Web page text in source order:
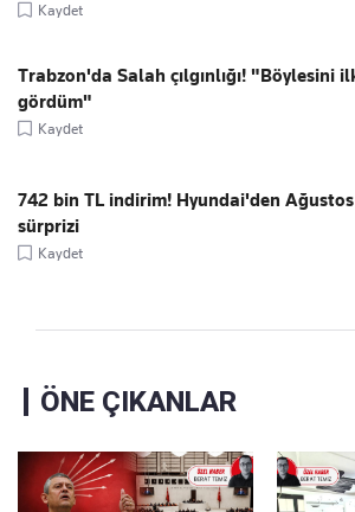
Kaydet
Trabzon'da Salah çılgınlığı! "Böylesini
gördüm"
Kaydet
742 bin TL indirim! Hyundai'den Ağustos
sürprizi
Kaydet
ÖNE ÇIKANLAR